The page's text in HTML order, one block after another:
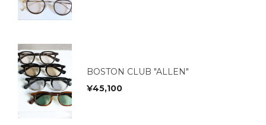
BOSTON CLUB "ALLEN"
¥45,100